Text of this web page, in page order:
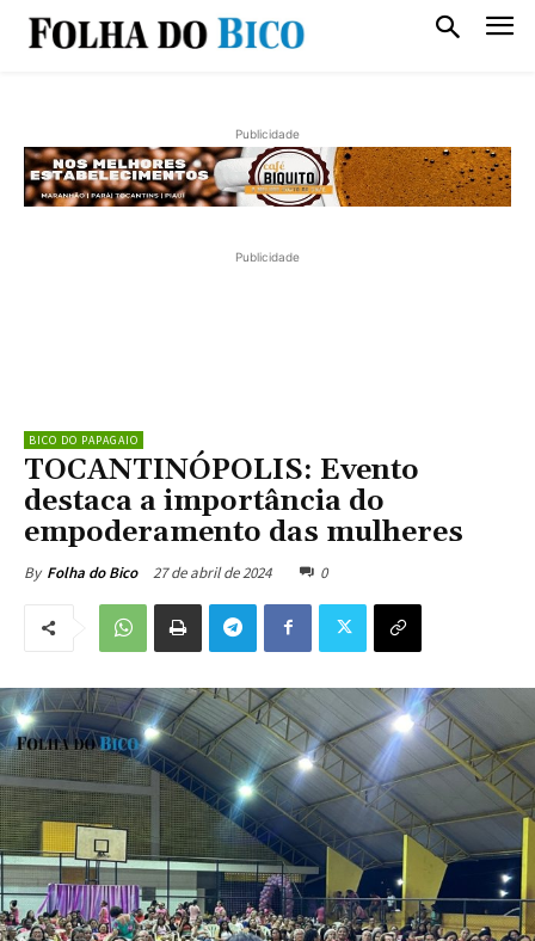
Publicidade
Publicidade
BICO DO PAPAGAIO
TOCANTINÓPOLIS: Evento
destaca a importância do
empoderamento das mulheres
By Folha do Bico 27 de abril de 2024 0